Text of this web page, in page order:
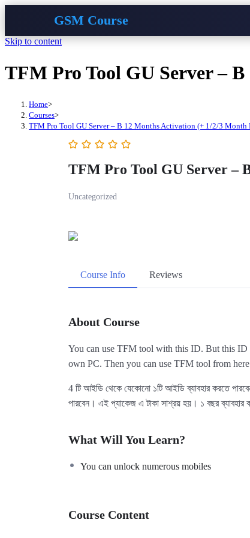
GSM Course
Skip to content
TFM Pro Tool GU Server –
Home>
Courses>
TFM Pro Tool GU Server – B 12 Months Activation (+ 1/2/3 Month
TFM Pro Tool GU Server –
Uncategorized
Course Info Reviews
About Course
You can use TFM tool with this ID. But this ID
own PC. Then you can use TFM tool from
4 টি আইডি থেকে যেকোনো ১টি আইডি ব্যাবহার করতে
পারবেন। এই প্যাকেজ এ টাকা সাশ্রয় হয়। ১ বছর ব্যাবহার
What Will You Learn?
You can unlock numerous mobiles
Course Content